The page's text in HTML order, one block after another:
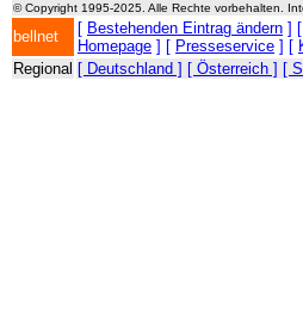
© Copyright 1995-2025. Alle Rechte vorbehalten.
bellnet [ Bestehenden Eintrag ändern ] [
Homepage ] [ Presseservice ] [
Regional [ Deutschland ] [ Österreich ] [